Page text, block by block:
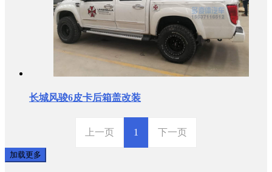
长城风骏6皮卡后箱盖改装
上一页 1 下一页
加载更多